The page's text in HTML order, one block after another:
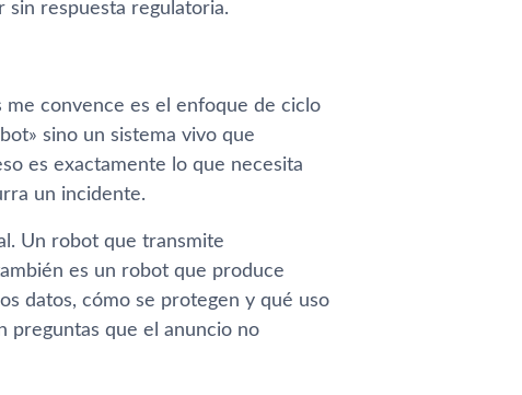
sin respuesta regulatoria.
me convence es el enfoque de ciclo
sino un sistema vivo que
es exactamente lo que necesita
un incidente.
Un robot que transmite
es un robot que produce
datos, cómo se protegen y qué uso
preguntas que el anuncio no